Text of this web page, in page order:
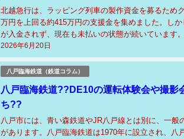
2026年6月20日
北越急行は、ラッピング列車の製作資金を募るため
万円を上回る約415万円の支援金を集めました。し
が入金されず、現在も未払いの状態が続いています
できなくなっています。北越急行は支援者と個別に
八戸臨海鉄道（鉄道コラム）
八戸臨海鉄道??DE10の運転体験会や撮影
ち??
八戸市には、青い森鉄道やJR八戸線とは別に、一般
があります。八戸臨海鉄道は1970年に設立され、八